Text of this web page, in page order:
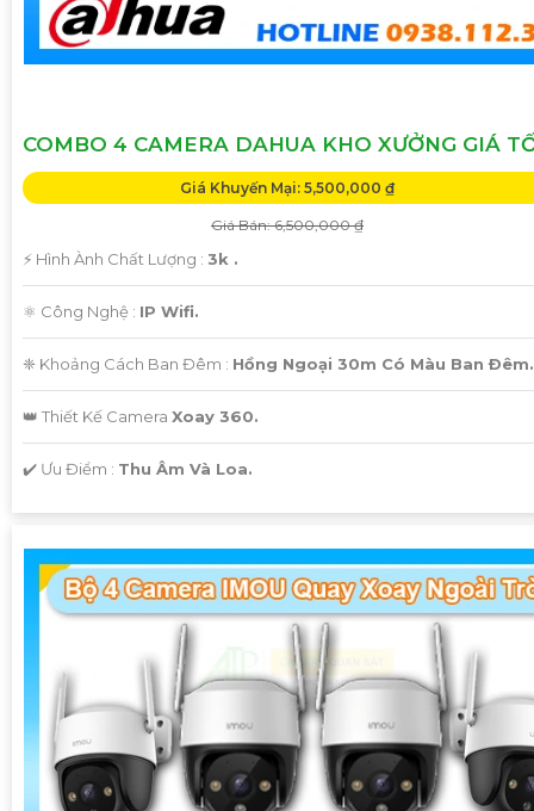
COMBO 4 CAMERA DAHUA KHO XƯỞNG GIÁ
Giá Khuyến Mại: 5,500,000 ₫
Giá Bán: 6,500,000 ₫
️⚡ Hình Ành Chất Lượng : 3k .
⚛️ Công Nghệ : IP Wifi.
❈ Khoảng Cách Ban Đêm : Hồng Ngoại 30m Có Màu Ban Ðêm.
👑 Thiết Kế Camera Xoay 360.
️✔️ Ưu Điểm : Thu Âm Và Loa.